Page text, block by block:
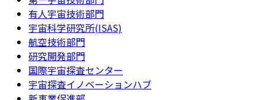
有人宇宙技術部門
宇宙科学研究所(ISAS)
航空技術部門
研究開発部門
国際宇宙探査センター
宇宙探査イノベーションハブ